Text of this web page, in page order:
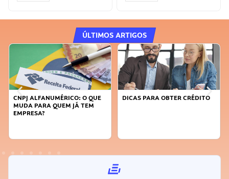
ÚLTIMOS ARTIGOS
CNPJ ALFANUMÉRICO: O QUE
MUDA PARA QUEM JÁ TEM
EMPRESA?
DICAS PARA OBTER CRÉDITO